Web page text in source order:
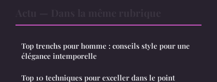
Top trenchs pour homme : conseils style pour une
élégance intemporelle
Top 10 techniques pour exceller dans le point